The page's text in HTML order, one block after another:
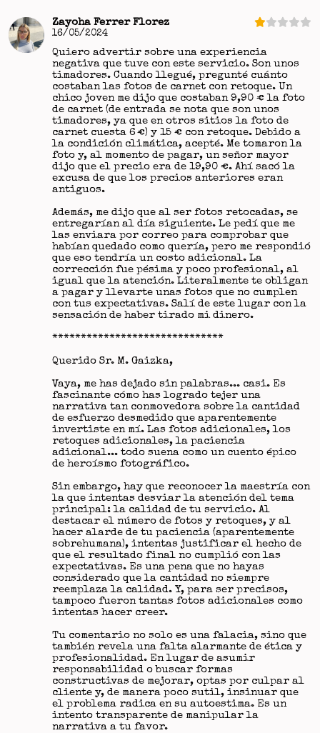
Zayoha Ferrer Florez
16/05/2024
Quiero advertir sobre una experiencia
negativa que tuve con este servicio. Son unos
timadores. Cuando llegué, pregunté cuánto
costaban las fotos de carnet con retoque. Un
chico joven me dijo que costaban 9,90 € la foto
de carnet (de entrada se nota que son unos
timadores, ya que en otros sitios la foto de
carnet cuesta 6 €) y 15 € con retoque. Debido a
la condición climática, acepté. Me tomaron la
foto y, al momento de pagar, un señor mayor
dijo que el precio era de 19,90 €. Ahí sacó la
excusa de que los precios anteriores eran
antiguos.
Además, me dijo que al ser fotos retocadas, se
entregarían al día siguiente. Le pedí que me
las enviara por correo para comprobar que
habían quedado como quería, pero me respondió
que eso tendría un costo adicional. La
corrección fue pésima y poco profesional, al
igual que la atención. Literalmente te obligan
a pagar y llevarte unas fotos que no cumplen
con tus expectativas. Salí de este lugar con la
sensación de haber tirado mi dinero.
******************************
Querido Sr. M. Gaizka,
Vaya, me has dejado sin palabras... casi. Es
fascinante cómo has logrado tejer una
narrativa tan conmovedora sobre la cantidad
de esfuerzo desmedido que aparentemente
invertiste en mí. Las fotos adicionales, los
retoques adicionales, la paciencia
adicional... todo suena como un cuento épico
de heroísmo fotográfico.
Sin embargo, hay que reconocer la maestría con
la que intentas desviar la atención del tema
principal: la calidad de tu servicio. Al
destacar el número de fotos y retoques, y al
hacer alarde de tu paciencia (aparentemente
sobrehumana), intentas justificar el hecho de
que el resultado final no cumplió con las
expectativas. Es una pena que no hayas
considerado que la cantidad no siempre
reemplaza la calidad. Y, para ser precisos,
tampoco fueron tantas fotos adicionales como
intentas hacer creer.
Tu comentario no solo es una falacia, sino que
también revela una falta alarmante de ética y
profesionalidad. En lugar de asumir
responsabilidad o buscar formas
constructivas de mejorar, optas por culpar al
cliente y, de manera poco sutil, insinuar que
el problema radica en su autoestima. Es un
intento transparente de manipular la
narrativa a tu favor.